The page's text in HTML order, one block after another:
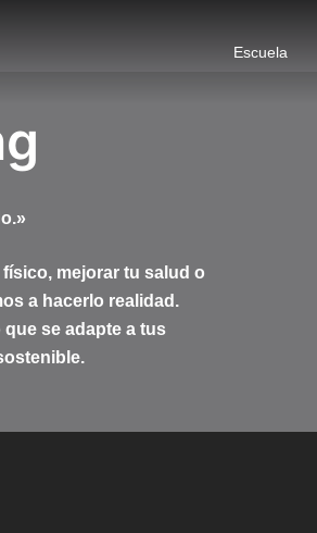
Escuela
mejorar tu salud o
a hacerlo realidad.
se adapte a tus